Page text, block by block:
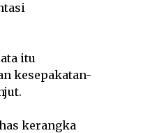
itu
kesepakatan-
kerangka